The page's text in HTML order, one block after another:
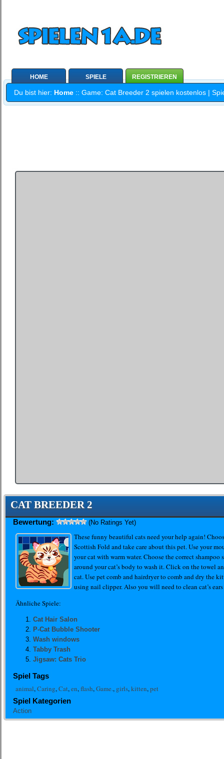
Du bist hier: Home :: Game: Cat Breeder 2 spielen kostenlos |
HOME SPIELE REGISTRIEREN
CAT BREEDER 2
Bewertung: (No Ratings Yet)
These funny beautiful cats need your help again!
Scottish Fold and take care about this pet. Use your
your cat with warm water. Choose the correct
around your cat’s body to wash it. Click on the towel
cat. Use pet comb and hairdryer to comb and dry the
using nail clipper. Also you will need to clean cat’s
Ähnliche Spiele:
Cat Hair Salon
P-Cat Bubble Shooter
Wash windows
Tabby Trash
Jigsaw: Cats Trio
Spiel Tags
animal,Caring,Cat,en,flash,Game., girls,kitten,pet
Spiel Kategorien
Action